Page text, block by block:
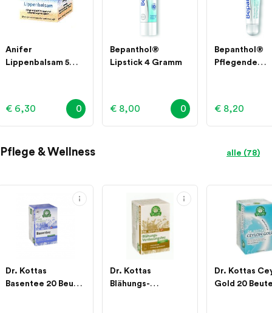
Anifer
Lippenbalsam 5
€ 6,30 0
Bepanthol®
Lipstick 4 Gramm
€ 8,00 0
Bepanthol®
Pflegende
€ 8,20
Pflege & Wellness alle (78)
Dr. Kottas
Basentee 20 Beutel
Dr. Kottas
Blähungs-
Dr. Kottas
Gold 20